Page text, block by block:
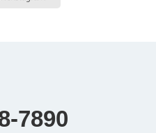
7890